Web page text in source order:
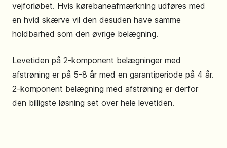
vejforløbet. Hvis kørebaneafmærkning udføres med
en hvid skærve vil den desuden have samme
holdbarhed som den øvrige belægning.
Levetiden på 2-komponent belægninger med
afstrøning er på 5-8 år med en garantiperiode på 4 år.
2-komponent belægning med afstrøning er derfor
den billigste løsning set over hele levetiden.